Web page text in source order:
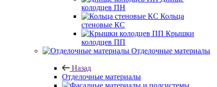
колодцев ПН
Кольца
стеновые КС
Крышки
колодцев ПП
Отделочные материалы
Назад
Отделочные материалы